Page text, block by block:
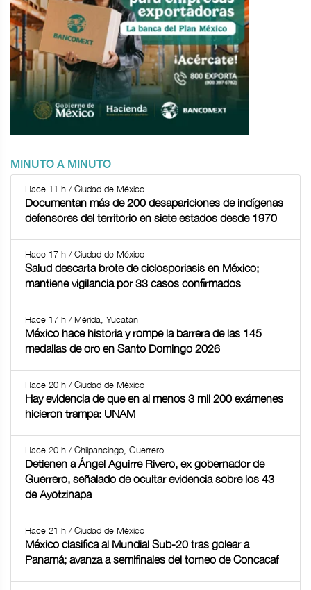
MINUTO A MINUTO
Hace 11 h / Ciudad de México
Documentan más de 200 desapariciones de indígenas
defensores del territorio en siete estados desde 1970
Hace 17 h / Ciudad de México
Salud descarta brote de ciclosporiasis en México;
mantiene vigilancia por 33 casos confirmados
Hace 17 h / Mérida, Yucatán
México hace historia y rompe la barrera de las 145
medallas de oro en Santo Domingo 2026
Hace 20 h / Ciudad de México
Hay evidencia de que en al menos 3 mil 200 exámenes
hicieron trampa: UNAM
Hace 20 h / Chilpancingo, Guerrero
Detienen a Ángel Aguirre Rivero, ex gobernador de
Guerrero, señalado de ocultar evidencia sobre los 43
de Ayotzinapa
Hace 21 h / Ciudad de México
México clasifica al Mundial Sub-20 tras golear a
Panamá; avanza a semifinales del torneo de Concacaf